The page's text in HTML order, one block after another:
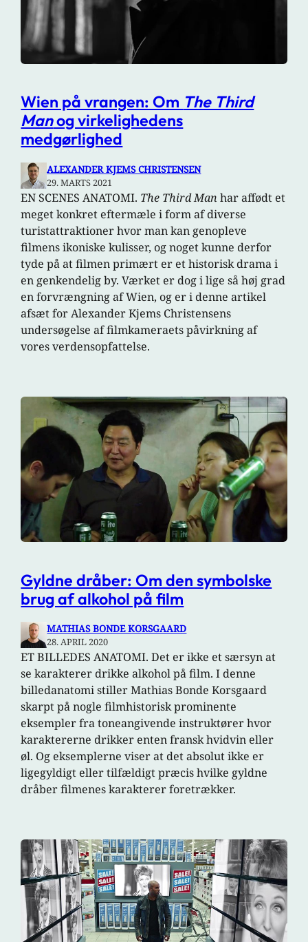
Wien på vrangen: Om The Third
Manog virkelighedens
medgørlighed
ALEXANDER KJEMS CHRISTENSEN
29. MARTS 2021
EN SCENES ANATOMI. The Third Manhar affødt et
meget konkret eftermæle i form af diverse
turistattraktioner hvor man kan genopleve
filmens ikoniske kulisser, og noget kunne derfor
tyde på at filmen primært er et historisk drama i
en genkendelig by. Værket er dog i lige så høj grad
en forvrængning af Wien, og er i denne artikel
afsæt for Alexander Kjems Christensens
undersøgelse af filmkameraets påvirkning af
vores verdensopfattelse.
Gyldne dråber: Om den symbolske
brug af alkohol på film
MATHIAS BONDE KORSGAARD
28. APRIL 2020
ET BILLEDES ANATOMI. Det er ikke et særsyn at
se karakterer drikke alkohol på film. I denne
billedanatomi stiller Mathias Bonde Korsgaard
skarpt på nogle filmhistorisk prominente
eksempler fra toneangivende instruktører hvor
karaktererne drikker enten fransk hvidvin eller
øl. Og eksemplerne viser at det absolut ikke er
ligegyldigt eller tilfældigt præcis hvilke gyldne
dråber filmenes karakterer foretrækker.